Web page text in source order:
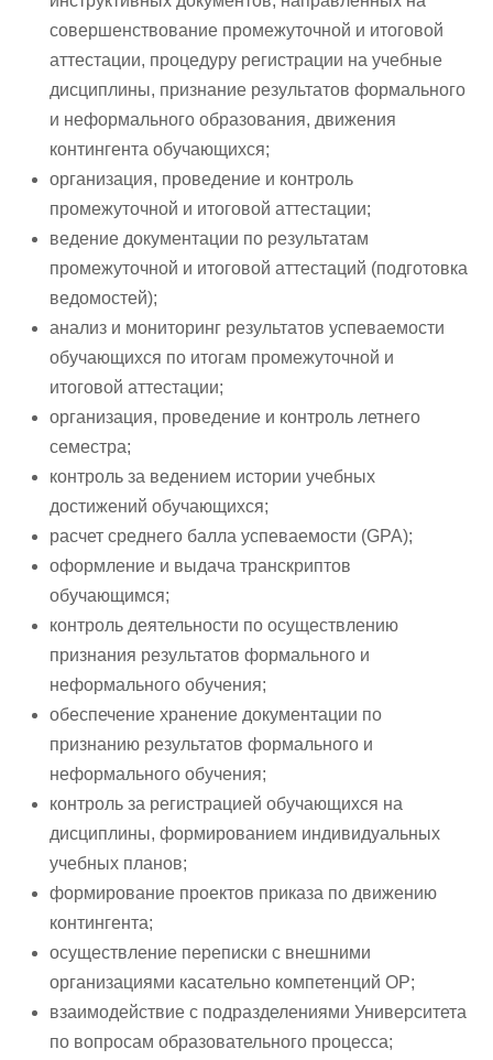
совершенствование промежуточной и итоговой
аттестации, процедуру регистрации на учебные
дисциплины, признание результатов формального
и неформального образования, движения
контингента обучающихся;
организация, проведение и контроль
промежуточной и итоговой аттестации;
ведение документации по результатам
промежуточной и итоговой аттестаций (подготовка
ведомостей);
анализ и мониторинг результатов успеваемости
обучающихся по итогам промежуточной и
итоговой аттестации;
организация, проведение и контроль летнего
семестра;
контроль за ведением истории учебных
достижений обучающихся;
расчет среднего балла успеваемости (GPA);
оформление и выдача транскриптов
обучающимся;
контроль деятельности по осуществлению
признания результатов формального и
неформального обучения;
обеспечение хранение документации по
признанию результатов формального и
неформального обучения;
контроль за регистрацией обучающихся на
дисциплины, формированием индивидуальных
учебных планов;
формирование проектов приказа по движению
контингента;
осуществление переписки с внешними
организациями касательно компетенций ОР;
взаимодействие с подразделениями Университета
по вопросам образовательного процесса;